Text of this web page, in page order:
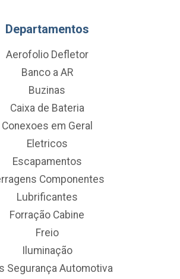
Departamentos
Aerofolio Defletor
Banco a AR
Buzinas
Caixa de Bateria
Conexoes em Geral
Eletricos
Escapamentos
Componentes
Lubrificantes
Forração Cabine
Freio
Iluminação
Segurança Automotiva